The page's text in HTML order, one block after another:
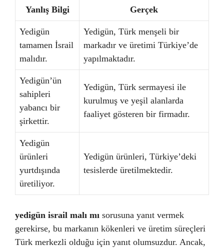
Yanlış Bilgi Gerçek
Yedigün
tamamen İsrail
malıdır.
Yedigün, Türk menşeli bir
markadır ve üretimi Türkiye’de
yapılmaktadır.
Yedigün’ün
sahipleri
yabancı bir
şirkettir.
Yedigün, Türk sermayesi ile
kurulmuş ve yeşil alanlarda
faaliyet gösteren bir firmadır.
Yedigün
ürünleri
yurtdışında
üretiliyor.
Yedigün ürünleri, Türkiye’deki
tesislerde üretilmektedir.
yedigün israil malı mı sorusuna yanıt vermek
gerekirse, bu markanın kökenleri ve üretim süreçleri
Türk merkezli olduğu için yanıt olumsuzdur. Ancak,